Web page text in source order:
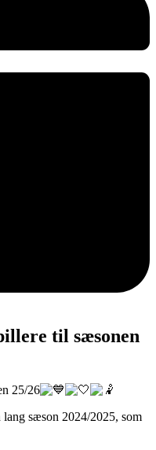
til sæsonen
25/26
lang sæson 2024/2025, som